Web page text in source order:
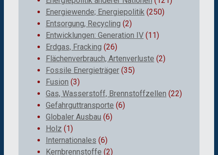
Energiewende; Energiepolitik (250)
Entsorgung, Recycling (2)
Entwicklungen: Generation IV (11)
Erdgas, Fracking (26)
Flächenverbrauch, Artenverluste (2)
Fossile Energieträger (35)
Fusion (3)
Gas, Wasserstoff, Brennstoffzellen (22)
Gefahrguttransporte (6)
Globaler Ausbau (6)
Holz (1)
Internationales (6)
Kernbrennstoffe (2)